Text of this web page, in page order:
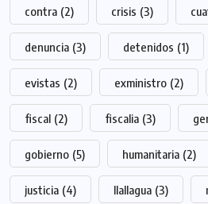
contra (2) crisis (3)
denuncia (3) detenidos (1)
evistas (2) exministro (2)
fiscal (2) fiscalia (3)
gobierno (5) humanitaria (2)
justicia (4) llallagua (3)